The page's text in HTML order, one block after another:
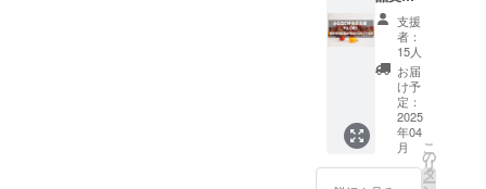
3月1日
～2026
年3月1
日 お
まえざ
きはく
らんか
い２０
２５公
式ガイ
【御前
崎特産
品送料
込3,000
円相
当】 御
前崎市
の特産
品を提
供しま
支援
者：
15人
お届
け予
定：
2025
年04
月
こ
の
リ
タ
ー